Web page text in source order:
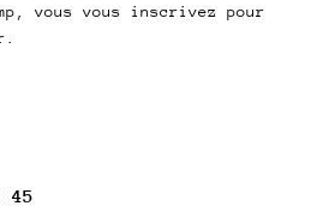
45
vous vous inscrivez pour